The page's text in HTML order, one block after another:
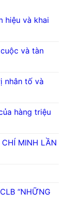
hiệu và khai
và tàn
nhân tố và
hàng triệu
CHÍ MINH LẦN
“NHỮNG